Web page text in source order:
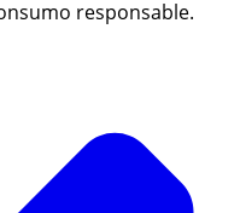
responsable.